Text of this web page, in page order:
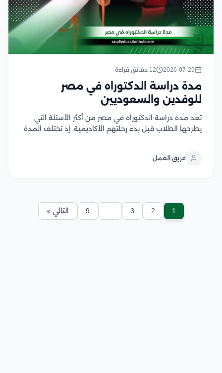
2026-07-29 12 دقائق قراءة
مدة دراسة الدكتوراه في مصر
للوفدين والسعوديين
تعد مدة دراسة الدكتوراه في مصر من أكثر الأسئلة التي
يطرحها الطلاب قبل بدء رحلتهم الأكاديمية، إذ تختلف المدة
برامج دكتوراه معتمدة تجمع بين الجودة...
فريق العمل
1
2
3
9 التالي »